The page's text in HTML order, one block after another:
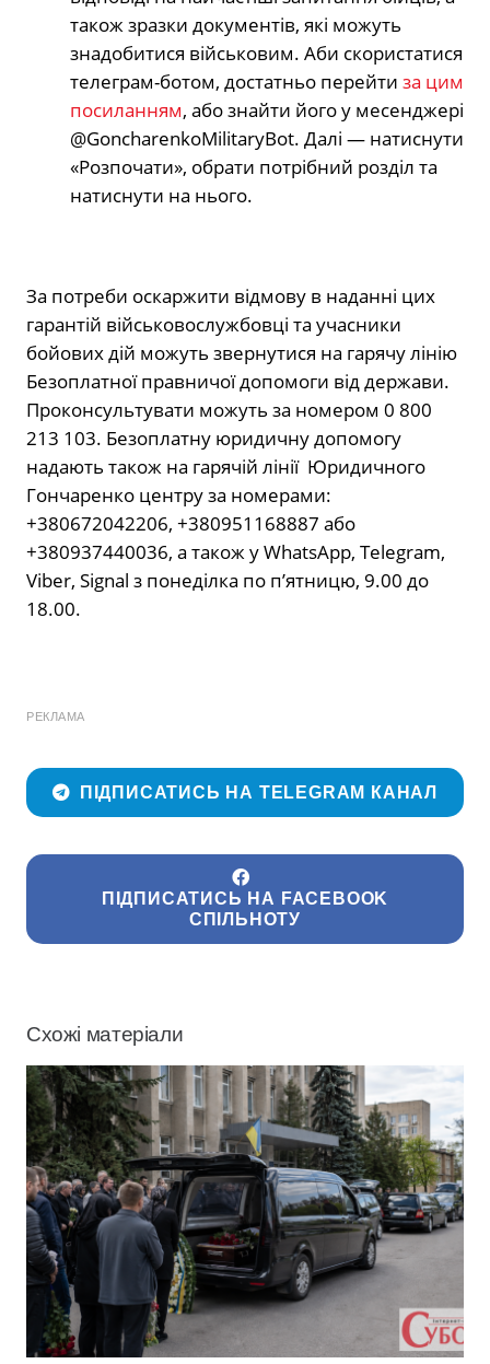
також зразки документів, які можуть
знадобитися військовим. Аби скористатися
телеграм-ботом, достатньо перейти за цим
посиланням, або знайти його у месенджері
@GoncharenkoMilitaryBot. Далі — натиснути
«Розпочати», обрати потрібний розділ та
натиснути на нього.
За потреби оскаржити відмову в наданні цих
гарантій військовослужбовці та учасники
бойових дій можуть звернутися на гарячу лінію
Безоплатної правничої допомоги від держави.
Проконсультувати можуть за номером 0 800
213 103. Безоплатну юридичну допомогу
надають також на гарячій лінії Юридичного
Гончаренко центру за номерами:
+380672042206, +380951168887 або
+380937440036, а також у WhatsApp, Telegram,
Viber, Signal з понеділка по п’ятницю, 9.00 до
18.00.
РЕКЛАМА
ПІДПИСАТИСЬ НА TELEGRAM КАНАЛ
ПІДПИСАТИСЬ НА FACEBOOK
СПІЛЬНОТУ
Схожі матеріали